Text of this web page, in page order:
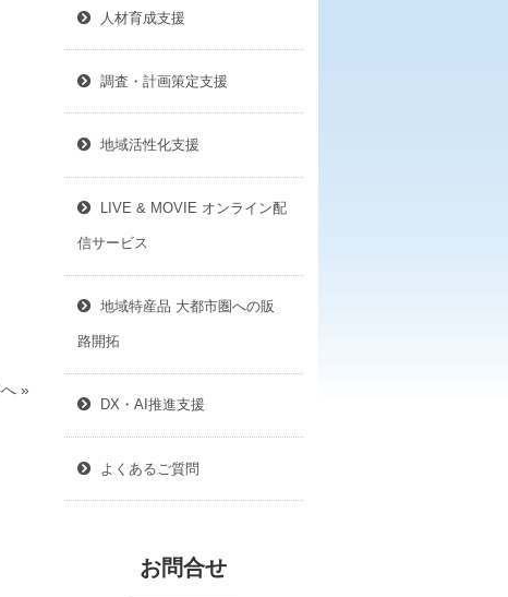
»
人材育成支援
調査・計画策定支援
地域活性化支援
LIVE & MOVIE オンライン配
信サービス
地域特産品 大都市圏への販
路開拓
DX・AI推進支援
よくあるご質問
お問合せ